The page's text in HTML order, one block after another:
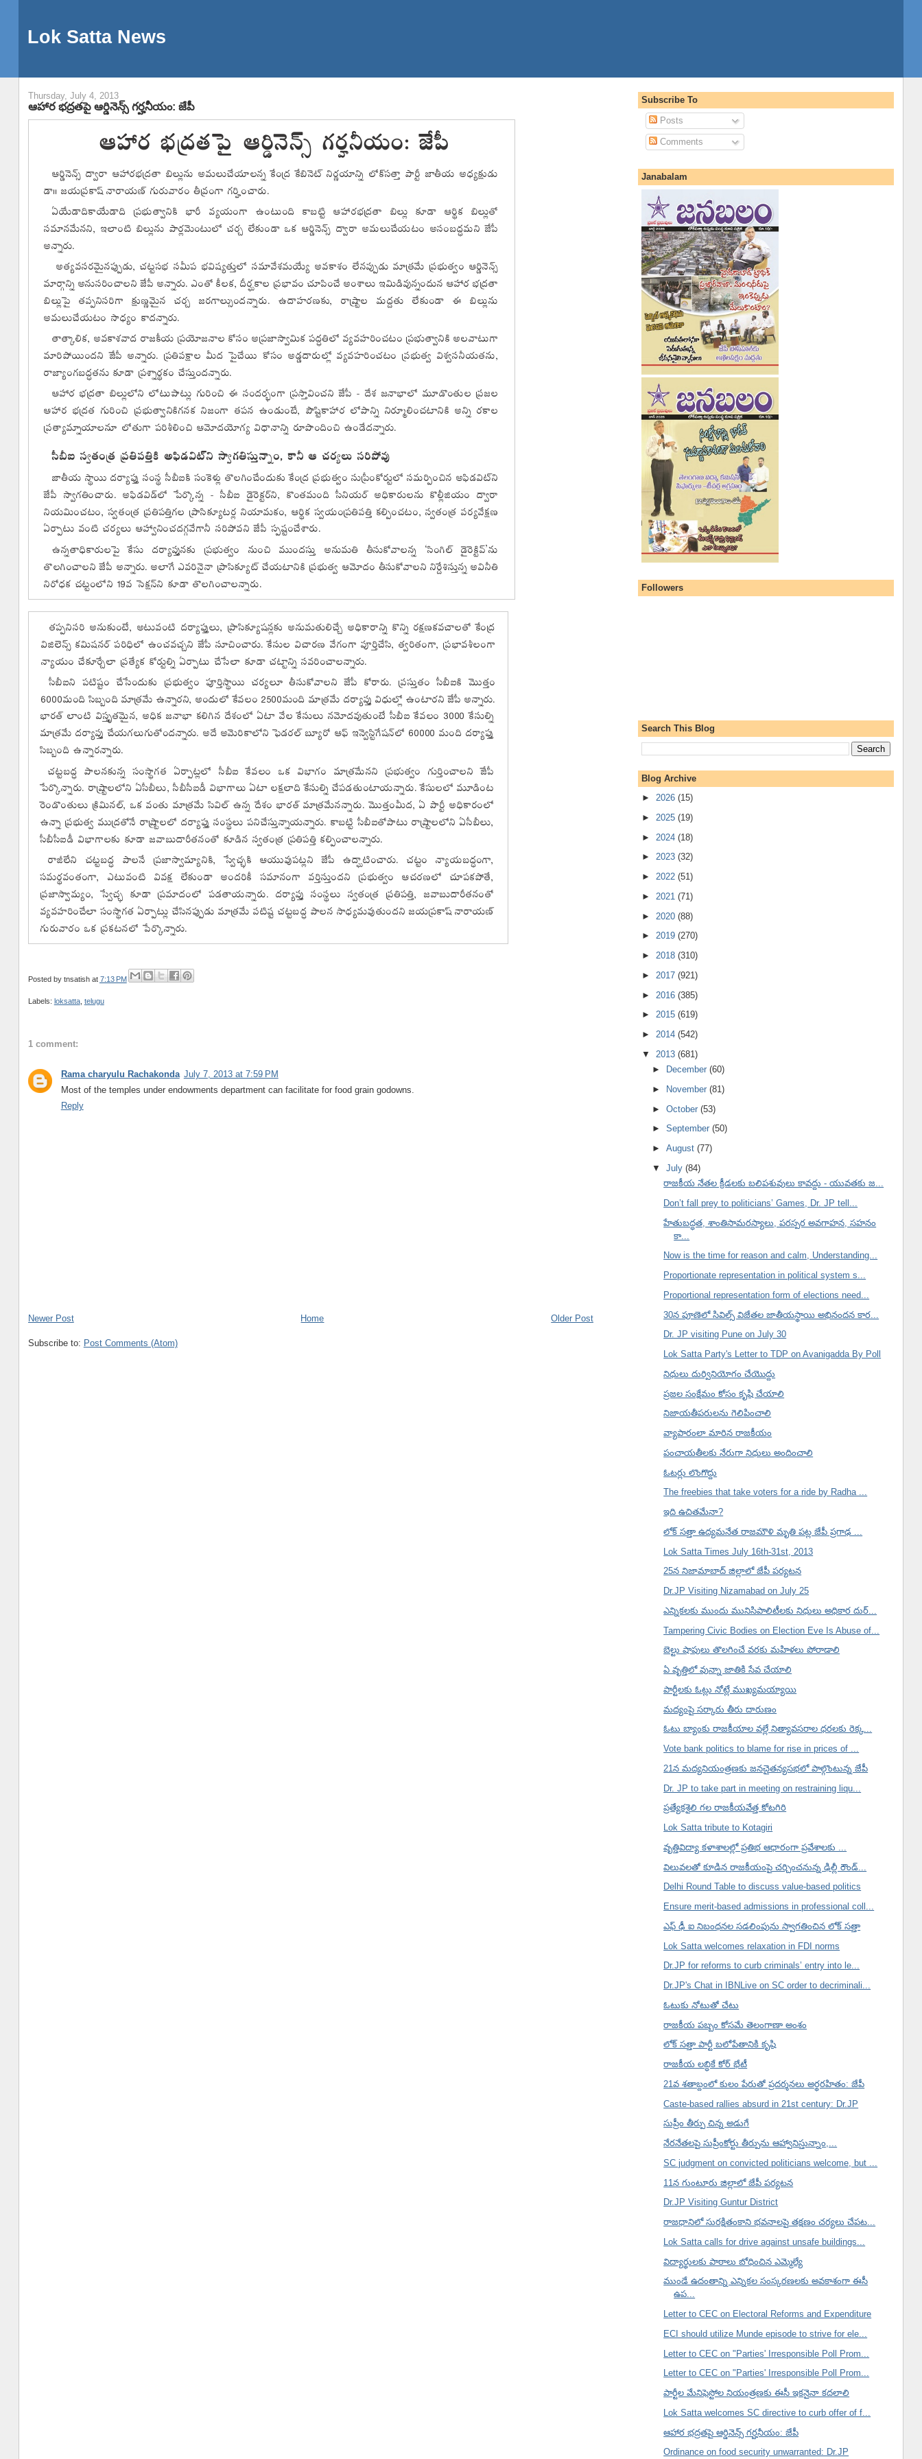
Lok Satta News
Thursday, July 4, 2013
ఆహార భద్రతపై ఆర్డినెన్స్ గర్హనీయం: జేపీ
Posted by tnsatish at 7:13 PM
Labels: loksatta, telugu
1 comment:
Rama charyulu Rachakonda July 7, 2013 at 7:59 PM
Most of the temples under endowments department can facilitate for food grain godowns.
Reply
Newer Post Older Post
Home
Subscribe to: Post Comments (Atom)
Subscribe To
Posts
Comments
Janabalam
Followers
Search This Blog
Blog Archive
► 2026 (15)
► 2025 (19)
► 2024 (18)
► 2023 (32)
► 2022 (51)
► 2021 (71)
► 2020 (88)
► 2019 (270)
► 2018 (310)
► 2017 (921)
► 2016 (385)
► 2015 (619)
► 2014 (542)
▼ 2013 (681)
►
December(60)
►
November(81)
►October(53)
►September(50)
►August(77)
▼July(84)
రాజకీయ నేతల క్రీడలకు బలిపశువులు కావద్దు - యువతకు జ...
Don’t fall prey to politicians’ Games, Dr. JP tell...
హేతుబద్ధత, శాంతిసామరస్యాలు, పరస్పర అవగాహన, సహనం
కా...
Now is the time for reason and calm, Understanding...
Proportionate representation in political system s...
Proportional representation form of elections need...
30న పూణెలో సివిల్స్ విజేతల జాతీయస్థాయి అభినందన కార...
Dr. JP visiting Pune on July 30
Lok Satta Party's Letter to TDP on Avanigadda By Poll
నిధులు దుర్వినియోగం చేయొద్దు
ప్రజల సంక్షేమం కోసం కృషి చేయాలి
నిజాయతీపరులను గెలిపించాలి
వ్యాపారంలా మారిన రాజకీయం
పంచాయతీలకు నేరుగా నిధులు అందించాలి
ఓటర్లు లొంగొద్దు
The freebies that take voters for a ride by Radha ...
ఇది ఉచితమేనా?
లోక్ సత్తా ఉద్యమనేత రాజమౌళి మృతి పట్ల జేపీ ప్రగాఢ ...
Lok Satta Times July 16th-31st, 2013
25న నిజామాబాద్ జిల్లాలో జేపీ పర్యటన
Dr.JP Visiting Nizamabad on July 25
ఎన్నికలకు ముందు మునిసిపాలిటీలకు నిధులు అధికార దుర్...
Tampering Civic Bodies on Election Eve Is Abuse of...
బెల్టు షాపులు తొలగించే వరకు మహిళలు పోరాడాలి
ఏ వృత్తిలో వున్నా జాతికి సేవ చేయాలి
పార్టీలకు ఓట్లు నోట్లే ముఖ్యమయ్యాయి
మద్యంపై సర్కారు తీరు దారుణం
ఓటు బ్యాంకు రాజకీయాల వల్లే నిత్యావసరాల ధరలకు రెక్క...
Vote bank politics to blame for rise in prices of ...
21న మద్యనియంత్రణకు జనచైతన్యసభలో పాల్గొంటున్న జేపీ
Dr. JP to take part in meeting on restraining liqu...
ప్రత్యేకశైలి గల రాజకీయవేత్త కోటగిరి
Lok Satta tribute to Kotagiri
వృత్తివిద్యా కళాశాలల్లో ప్రతిభ ఆధారంగా ప్రవేశాలకు ...
విలువలతో కూడిన రాజకీయంపై చర్చించనున్న ఢిల్లీ రౌండ్...
Delhi Round Table to discuss value-based politics
Ensure merit-based admissions in professional coll...
ఎఫ్ ఢీ ఐ నిబంధనల సడలింపును స్వాగతించిన లోక్ సత్తా
Lok Satta welcomes relaxation in FDI norms
Dr.JP for reforms to curb criminals’ entry into le...
Dr.JP's Chat in IBNLive on SC order to decriminali...
ఓటుకు నోటుతో చేటు
రాజకీయ పబ్బం కోసమే తెలంగాణా అంశం
లోక్ సత్తా పార్టీ బలోపేతానికి కృషి
రాజకీయ లబ్ధికే కోర్ భేటీ
21వ శతాబ్దంలో కులం పేరుతో ప్రదర్శనలు అర్థరహితం: జేపీ
Caste-based rallies absurd in 21st century: Dr.JP
సుప్రీం తీర్పు చిన్న అడుగే
నేరనేతలపై సుప్రీంకోర్టు తీర్పును ఆహ్వానిస్తున్నాం,...
SC judgment on convicted politicians welcome, but ...
11న గుంటూరు జిల్లాలో జేపీ పర్యటన
Dr.JP Visiting Guntur District
రాజధానిలో సురక్షితంకాని భవనాలపై తక్షణం చర్యలు చేపట...
Lok Satta calls for drive against unsafe buildings...
విద్యార్థులకు పాఠాలు బోధించిన ఎమ్మెల్యే
ముండే ఉదంతాన్ని ఎన్నికల సంస్కరణలకు అవకాశంగా ఈసీ
ఉప...
Letter to CEC on Electoral Reforms and Expenditure
ECI should utilize Munde episode to strive for ele...
Letter to CEC on "Parties' Irresponsible Poll Prom...
Letter to CEC on "Parties' Irresponsible Poll Prom...
పార్టీల మేనిఫెస్టోల నియంత్రణకు ఈసీ ఇకనైనా కదలాలి
Lok Satta welcomes SC directive to curb offer of f...
ఆహార భద్రతపై ఆర్డినెన్స్ గర్హనీయం: జేపీ
Ordinance on food security unwarranted: Dr.JP